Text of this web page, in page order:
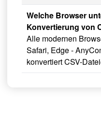
Welche Browser
Konvertierung von
Alle modernen
Safari, Edge -
konvertiert CSV-